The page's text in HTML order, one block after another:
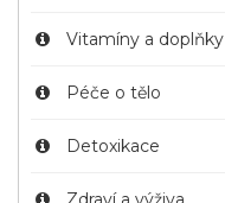
Vitamíny a doplňky
Péče o tělo
Detoxikace